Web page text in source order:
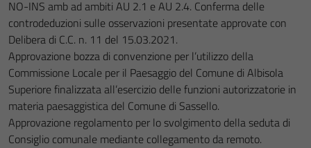
NO-INS amb ad ambiti AU 2.1 e AU 2.4. Conferma delle
controdeduzioni sulle osservazioni presentate approvate con
Delibera di C.C. n. 11 del 15.03.2021.
Approvazione bozza di convenzione per l’utilizzo della
Commissione Locale per il Paesaggio del Comune di Albisola
Superiore finalizzata all’esercizio delle funzioni autorizzatorie in
materia paesaggistica del Comune di Sassello.
Approvazione regolamento per lo svolgimento della seduta di
Consiglio comunale mediante collegamento da remoto.